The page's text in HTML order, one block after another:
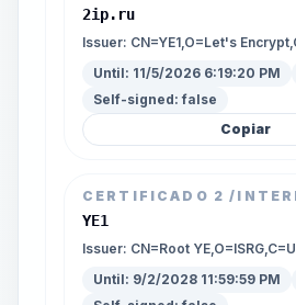
2ip.ru
Issuer: CN=YE1,O=Let's
Until: 11/5/2026 6:19:20 PM
Self-signed:false
Copiar
CERTIFICADO 2 /
YE1
Issuer: CN=Root
Until: 9/2/2028 11:59:59 PM